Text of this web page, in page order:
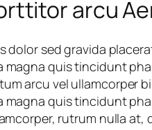
arcu
dolor sed gravida
magna quis tincidunt
arcu vel ullamcorper
magna quis tincidunt
rutrum nulla at,